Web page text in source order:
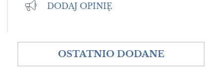
DODAJ OPINIĘ
OSTATNIO DODANE